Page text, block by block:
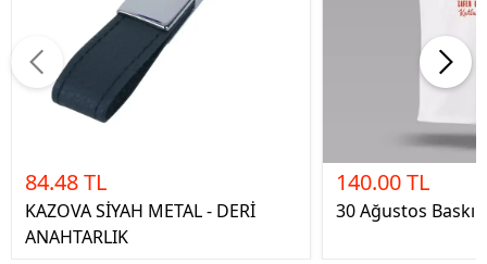
84.48 TL
KAZOVA SİYAH METAL - DERİ
ANAHTARLIK
140.00 TL
30 Ağustos